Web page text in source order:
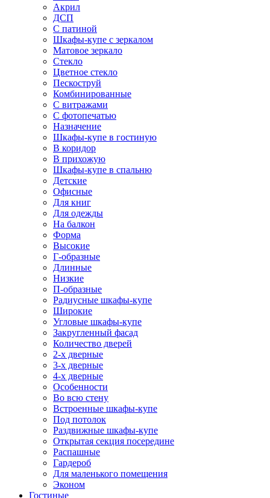
Акрил
ДСП
С патиной
Шкафы-купе с зеркалом
Матовое зеркало
Стекло
Цветное стекло
Пескоструй
Комбинированные
С витражами
С фотопечатью
Назначение
Шкафы-купе в гостиную
В коридор
В прихожую
Шкафы-купе в спальню
Детские
Офисные
Для книг
Для одежды
На балкон
Форма
Высокие
Г-образные
Длинные
Низкие
П-образные
Радиусные шкафы-купе
Широкие
Угловые шкафы-купе
Закругленный фасад
Количество дверей
2-х дверные
3-х дверные
4-х дверные
Особенности
Во всю стену
Встроенные шкафы-купе
Под потолок
Раздвижные шкафы-купе
Открытая секция посередине
Распашные
Гардероб
Для маленького помещения
Эконом
Гостиные